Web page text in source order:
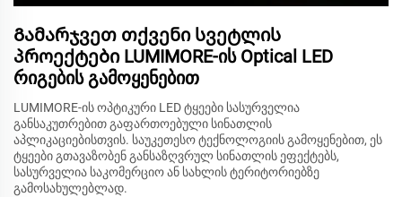
Გამარჯვეთ თქვენი სვეტლის
პროექტები LUMIMORE-ის Optical LED
რიგების გამოყენებით
LUMIMORE-ის ოპტიკური LED ტყეები სასურველია
განსაკუთრებით გაფართოებული სინათლის
აპლიკაციებისთვის. საუკეთესო ტექნოლოგიის გამოყენებით, ეს
ტყეები გთავაზობენ განსაზღვრულ სინათლის ეფექტებს,
სასურველია საკომერციო ან სახლის ტერიტორიებზე
გამოსახულებლად.